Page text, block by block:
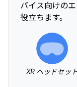
バイス向けの
役立ちます。
XR ヘッドセット